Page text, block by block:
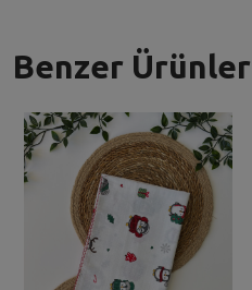
Benzer Ürünler